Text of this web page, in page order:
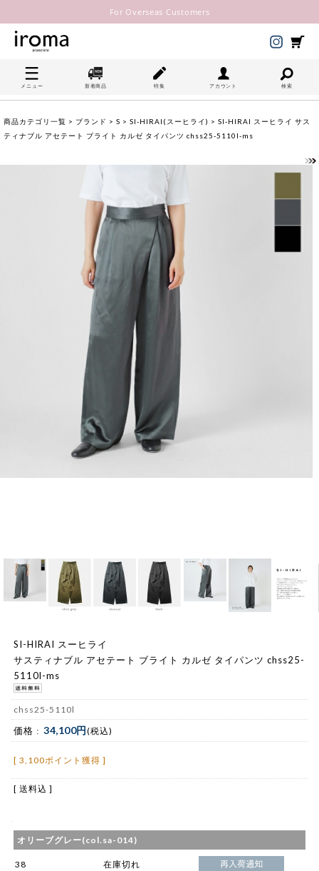
For Overseas Customers
メニュー 新着商品 特集 アカウント 検索
商品カテゴリ一覧 > ブランド > S > SI-HIRAI(スーヒライ) > SI-HIRAI スーヒライ サス
ティナブル アセテート ブライト カルゼ タイパンツ chss25-5110l-ms
SI-HIRAI スーヒライ
サスティナブル アセテート ブライト カルゼ タイパンツ chss25-
5110l-ms
chss25-5110l
価格 : 34,100円(税込)
[ 3,100ポイント獲得 ]
[ 送料込 ]
オリーブグレー(col.sa-014)
38 在庫切れ